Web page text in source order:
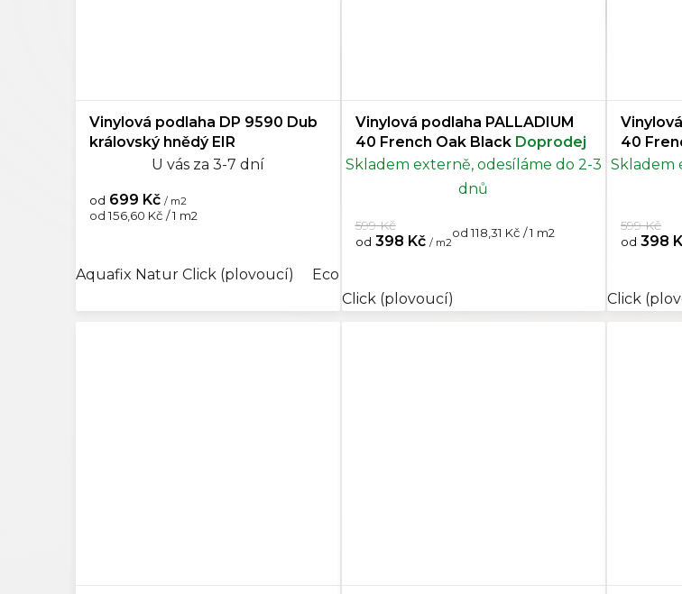
Vinylová podlaha DP 9590 Dub
královský hnědý EIR
U vás za 3-7 dní
od 699 Kč / m2
Měrná
od 156,60 Kč / 1 m2
Aquafix Natur Click (plovoucí) Ecoline Click (plovoucí)
Vinylová podlaha PALLADIUM
40 French Oak Black Doprodej
Skladem externě, odesíláme do 2-3
dnů
od 398 Kč / m2
599 Kč
Měrná
cena:
od 118,31 Kč / 1 m2
Click (plovoucí)
40
Skladem
od 398
599 Kč
Click